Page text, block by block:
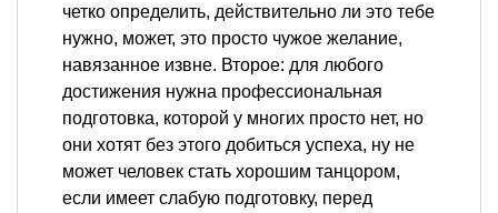
четко определить, действительно ли это тебе
нужно, может, это просто чужое желание,
навязанное извне. Второе: для любого
достижения нужна профессиональная
подготовка, которой у многих просто нет, но
они хотят без этого добиться успеха, ну не
может человек стать хорошим танцором,
если имеет слабую подготовку, перед